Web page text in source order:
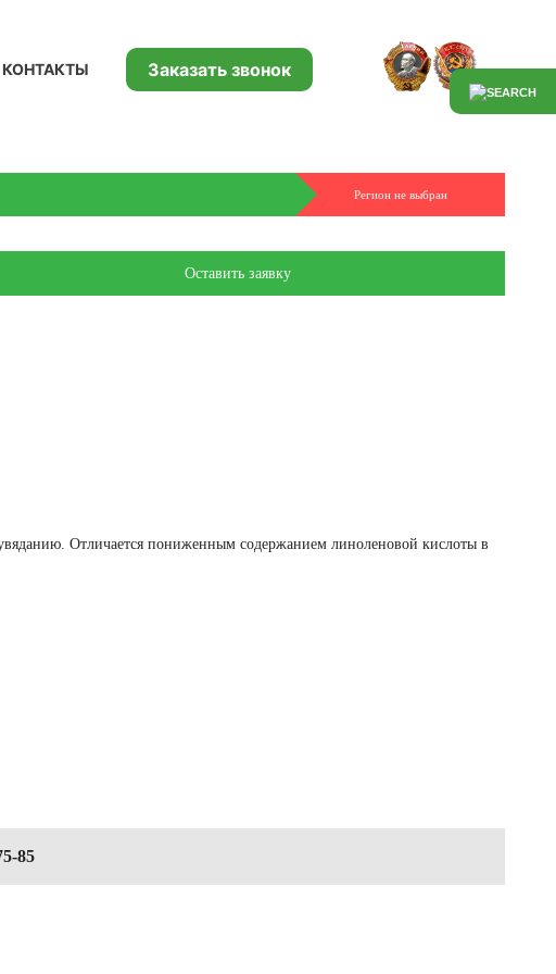
КОНТАКТЫ Заказать звонок
Регион не выбран
Оставить заявку
Отличается пониженным содержанием линоленовой кислоты в
85